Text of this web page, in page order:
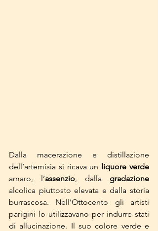
Dalla macerazione e distillazione
dell’artemisia si ricava un
liquore verde
amaro, l’assenzio, dalla gradazione
alcolica piuttosto elevata e dalla storia
burrascosa. Nell’Ottocento gli artisti
parigini lo utilizzavano per indurre stati
di allucinazione. Il suo colore verde e